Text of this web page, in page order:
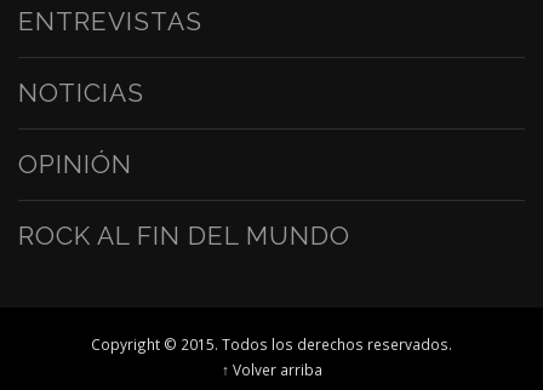
ENTREVISTAS
NOTICIAS
OPINIÓN
ROCK AL FIN DEL MUNDO
Copyright © 2015. Todos los derechos reservados.
↑ Volver arriba